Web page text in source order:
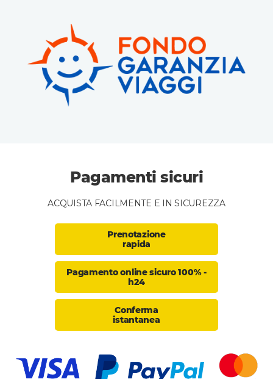
Pagamenti sicuri
ACQUISTA FACILMENTE E IN SICUREZZA
Prenotazione
rapida
Pagamento online sicuro 100% -
h24
Conferma
istantanea